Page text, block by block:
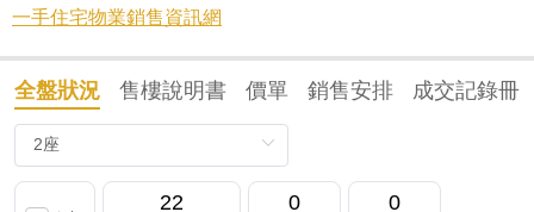
一手住宅物業銷售資訊網
全盤狀況 售樓說明書 價單 銷售安排 成交記錄冊
22 0 0